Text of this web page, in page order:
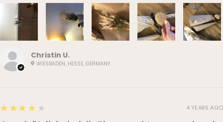
Christin U.
WIESBADEN, HESSE, GERMANY
4
★★★★★ 4 YEARS AGO